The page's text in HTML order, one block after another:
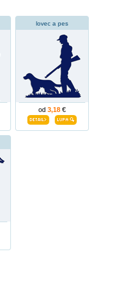
lovec a pes
od 3,18 €